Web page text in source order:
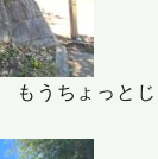
うちょっとじ